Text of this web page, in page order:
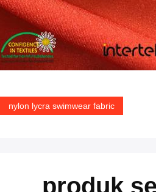
nylon lycra swimwear fabric
produk